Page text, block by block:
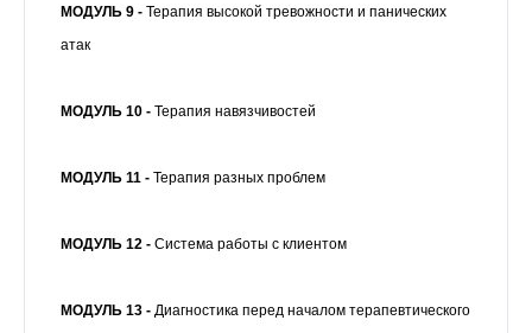
МОДУЛЬ 9 - Терапия высокой тревожности и панических
атак
МОДУЛЬ 10 - Терапия навязчивостей
МОДУЛЬ 11 - Терапия разных проблем
МОДУЛЬ 12 - Система работы с клиентом
МОДУЛЬ 13 - Диагностика перед началом терапевтического